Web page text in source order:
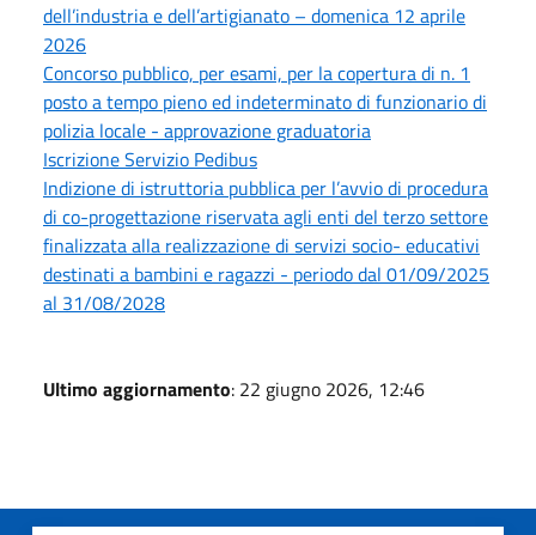
dell’industria e dell’artigianato – domenica 12 aprile
2026
Concorso pubblico, per esami, per la copertura di n. 1
posto a tempo pieno ed indeterminato di funzionario di
polizia locale - approvazione graduatoria
Iscrizione Servizio Pedibus
Indizione di istruttoria pubblica per l’avvio di procedura
di co-progettazione riservata agli enti del terzo settore
finalizzata alla realizzazione di servizi socio- educativi
destinati a bambini e ragazzi - periodo dal 01/09/2025
al 31/08/2028
Ultimo aggiornamento: 22 giugno 2026, 12:46